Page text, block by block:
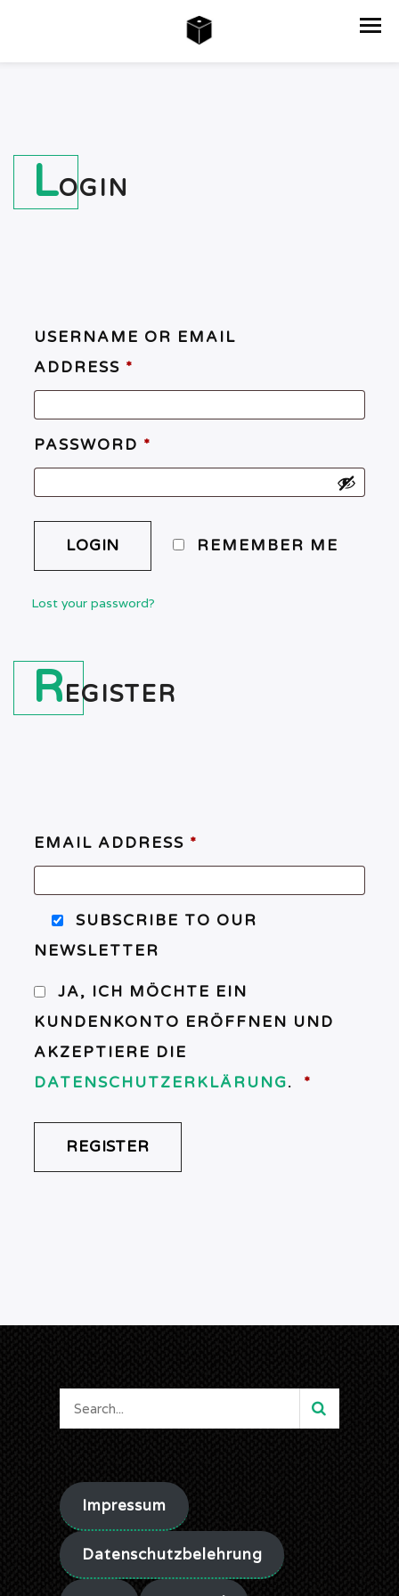
LOGIN
USERNAME OR EMAIL
ADDRESS *
PASSWORD *
REMEMBER ME
Lost your password?
REGISTER
EMAIL ADDRESS *
SUBSCRIBE TO OUR
NEWSLETTER
JA, ICH MÖCHTE EIN
KUNDENKONTO ERÖFFNEN UND
AKZEPTIERE DIE
DATENSCHUTZERKLÄRUNG. *
Impressum
Datenschutzbelehrung